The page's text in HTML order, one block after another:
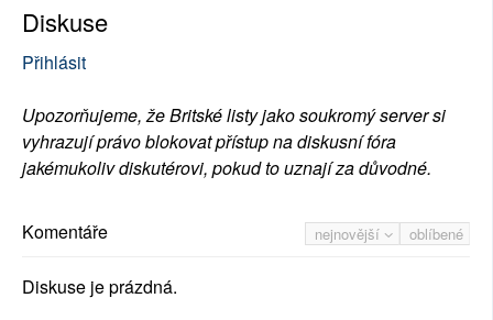
Diskuse
Přihlásit
Upozorňujeme, že Britské listy jako soukromý server si
vyhrazují právo blokovat přístup na diskusní fóra
jakémukoliv diskutérovi, pokud to uznají za důvodné.
nejnovější oblíbené
Komentáře
Diskuse je prázdná.